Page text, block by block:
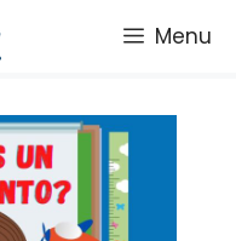
Menu